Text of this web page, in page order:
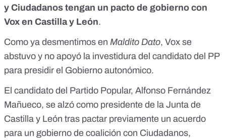
y Ciudadanos tengan un pacto de gobierno con
Vox en Castilla y León.
Como ya desmentimos en Maldito Dato, Vox se
abstuvo y no apoyó la investidura del candidato del PP
para presidir el Gobierno autonómico.
El candidato del Partido Popular, Alfonso Fernández
Mañueco, se alzó como presidente de la Junta de
Castilla y León tras pactar previamente un acuerdo
para un gobierno de coalición con Ciudadanos,